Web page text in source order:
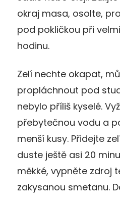
okraj masa, osolte,
pod pokličkou při
hodinu.
Zelí nechte okapat,
propláchnout pod
nebylo příliš kyselé.
přebytečnou vodu a
menší kusy. Přidejte
duste ještě asi 20
měkké, vypněte zdroj
zakysanou smetanu.